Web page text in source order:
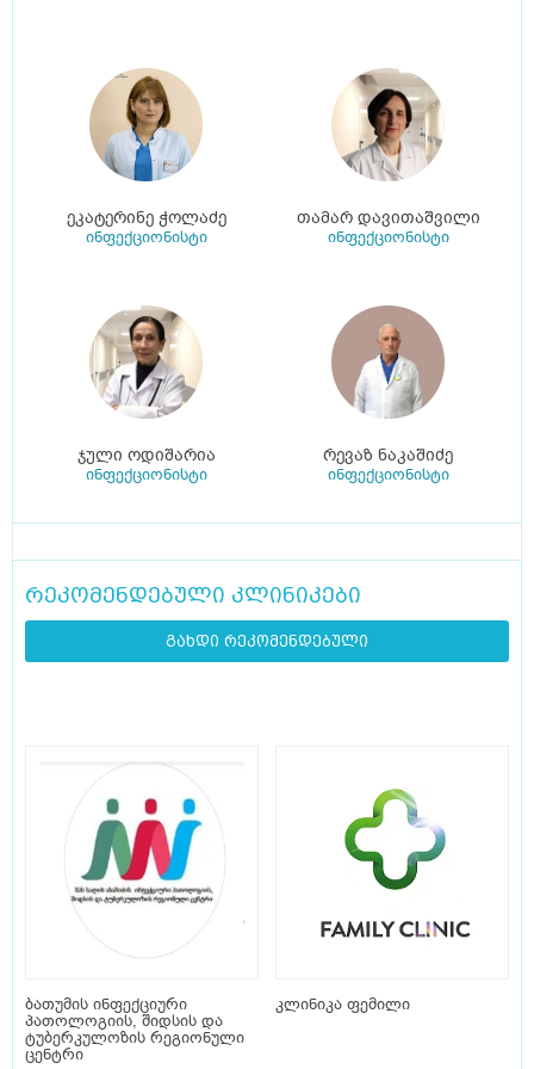
ეკატერინე ჭოლაძე
ინფექციონისტი
თამარ დავითაშვილი
ინფექციონისტი
ჯული ოდიშარია
ინფექციონისტი
რევაზ ნაკაშიძე
ინფექციონისტი
რეკომენდებული კლინიკები
გახდი რეკომენდებული
ბათუმის ინფექციური
პათოლოგიის, შიდსის და
ტუბერკულოზის რეგიონული
ცენტრი
კლინიკა ფემილი